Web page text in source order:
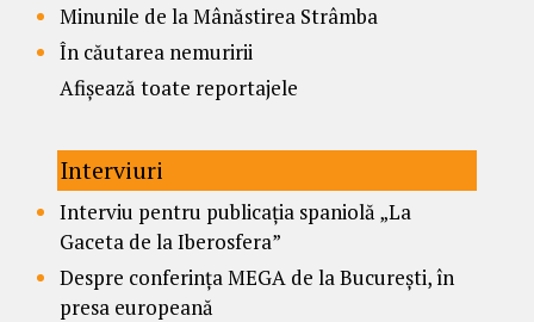
Minunile de la Mânăstirea Strâmba
În căutarea nemuririi
Afișează toate reportajele
Interviuri
Interviu pentru publicația spaniolă „La
Gaceta de la Iberosfera”
Despre conferința MEGA de la București, în
presa europeană